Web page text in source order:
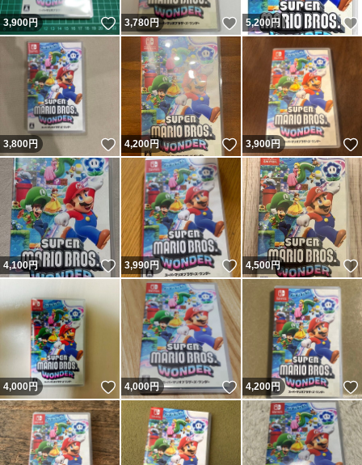
3,900円 いいね！
3,780円 いいね！
5,200 円
3,800円 いいね！
4,200円 いいね！
3,900円
4,100円 いいね！
3,990円 いいね！
4,500円
4,000円 いいね！
4,000円 いいね！
4,200円